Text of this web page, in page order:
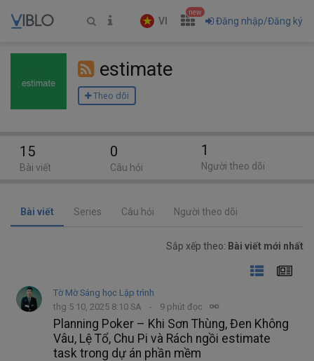
VI
new
Đăng nhập/Đăng ký
estimate
Theo dõi
Bài viết Series Câu hỏi Người theo dõi
Sắp xếp theo: Bài viết mới nhất
Tờ Mờ Sáng học Lập trình
thg 5 10, 2025 8:10 SA
9 phút đọc
Planning Poker – Khi Sơn Thùng, Đen Không
Vâu, Lệ Tổ, Chu Pi và Rách ngồi estimate
task trong dự án phần mềm
15
Bài viết
0
Câu hỏi
1
Người theo dõi